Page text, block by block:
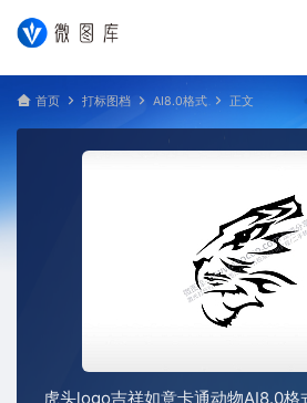
首页 打标图档 AI8.0格式 正文
虎头logo吉祥如意卡通动物AI8.0格